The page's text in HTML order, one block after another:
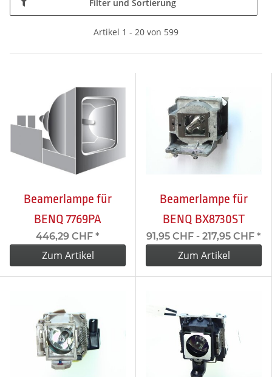
Filter und Sortierung
Artikel 1 - 20 von 599
Beamerlampe für
BENQ 7769PA
446,29 CHF *
Zum Artikel
Beamerlampe für
BENQ BX8730ST
91,95 CHF - 217,95 CHF *
Zum Artikel